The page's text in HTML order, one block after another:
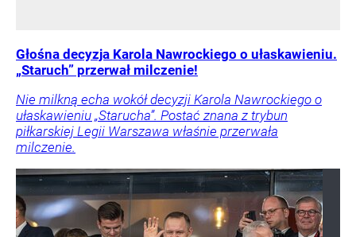
Głośna decyzja Karola Nawrockiego o ułaskawieniu.
„Staruch” przerwał milczenie!
Nie milkną echa wokół decyzji Karola Nawrockiego o
ułaskawieniu „Starucha”. Postać znana z trybun
piłkarskiej Legii Warszawa właśnie przerwała
milczenie.